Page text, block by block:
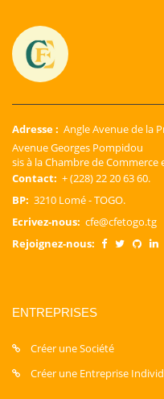
Adresse : Angle Avenue de la
Avenue Georges Pompidou
sis à la Chambre de Commerce
Contact: + (228) 22 20 63 60.
BP: 3210 Lomé - TOGO.
Ecrivez-nous: cfe@cfetogo.tg
Rejoignez-nous:
ENTREPRISES
Créer une Société
Créer une Entreprise